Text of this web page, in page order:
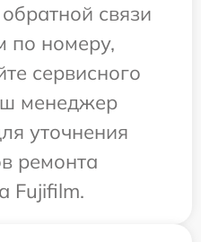
связи
по номеру,
сервисного
менеджер
уточнения
ремонта
Fujifilm.